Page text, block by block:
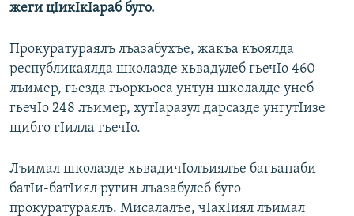
жеги цIикIкIараб буго.
Прокуратураялъ лъазабухъе, жакъа къоялда
республикаялда школазде хьвадулеб гьечIо 460
лъимер, гьезда гьоркьоса унтун школалде унеб
гьечIо 248 лъимер, хутIаразул дарсазде унгутIизе
щибго гIилла гьечIо.
Лъимал школазде хьвадичIолъиялъе багьанаби
батIи-батIиял ругин лъазабулеб буго
прокуратураялъ. Мисалалъе, чIахIиял лъимал